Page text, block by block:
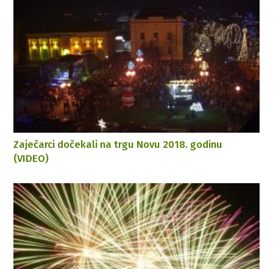
Zaječarci dočekali na trgu Novu 2018. godinu
(VIDEO)